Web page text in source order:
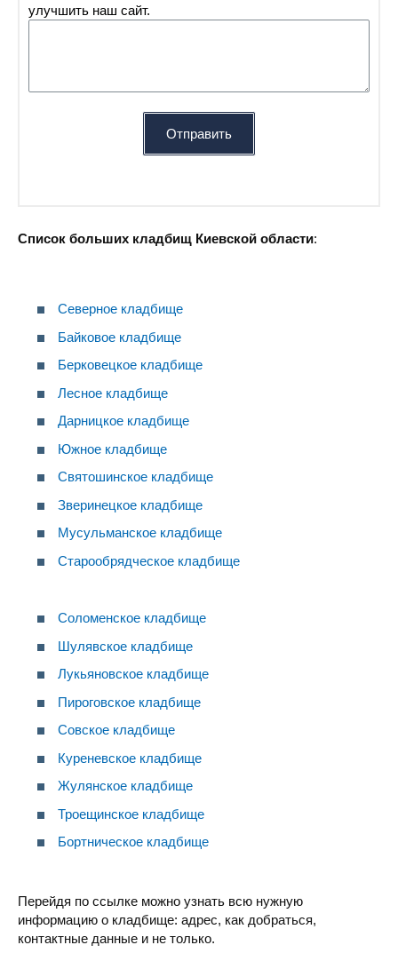
улучшить наш сайт.
Отправить
Список больших кладбищ Киевской области:
Северное кладбище
Байковое кладбище
Берковецкое кладбище
Лесное кладбище
Дарницкое кладбище
Южное кладбище
Святошинское кладбище
Зверинецкое кладбище
Мусульманское кладбище
Старообрядческое кладбище
Соломенское кладбище
Шулявское кладбище
Лукьяновское кладбище
Пироговское кладбище
Совское кладбище
Куреневское кладбище
Жулянское кладбище
Троещинское кладбище
Бортническое кладбище
Перейдя по ссылке можно узнать всю нужную
информацию о кладбище: адрес, как добраться,
контактные данные и не только.